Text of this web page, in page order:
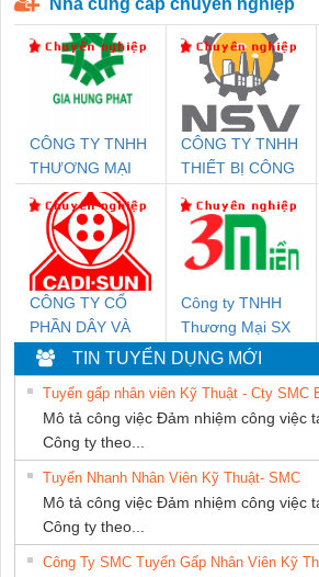
Nhà cung cấp chuyên nghiệp
CÔNG TY TNHH
THƯƠNG MẠI
DỊCH VỤ KỸ
THUẬT ĐIỆN CƠ
GIA HƯNG PHÁT
CÔNG TY TNHH
THIẾT BỊ CÔNG
SETSUBI VIỆT
NAM
CÔNG TY CỔ
PHẦN DÂY VÀ
CÁP ĐIỆN
THƯỢNG ĐÌNH
Công ty TNHH
Thương Mại SX
Ba Miền
TIN TUYỂN DỤNG MỚI
Tuyển gấp nhân viên Kỹ Thuật - Cty SMC
Mô tả công việc Đảm nhiệm công việc
Công ty theo...
Tuyển Nhanh Nhân Viên Kỹ Thuật- SMC
Mô tả công việc Đảm nhiệm công việc
Công ty theo...
Công Ty SMC Tuyển Gấp Nhân Viên Kỹ